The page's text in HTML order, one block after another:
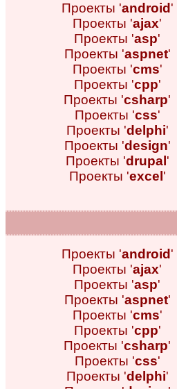
Проекты 'android '
Проекты 'ajax'
Проекты 'asp'
Проекты 'aspnet'
Проекты 'cms'
Проекты 'cpp'
Проекты 'csharp'
Проекты 'css'
Проекты 'delphi'
Проекты 'design'
Проекты 'drupal '
Проекты 'excel '
Проекты 'android '
Проекты 'ajax'
Проекты 'asp'
Проекты 'aspnet'
Проекты 'cms'
Проекты 'cpp'
Проекты 'csharp'
Проекты 'css'
Проекты 'delphi'